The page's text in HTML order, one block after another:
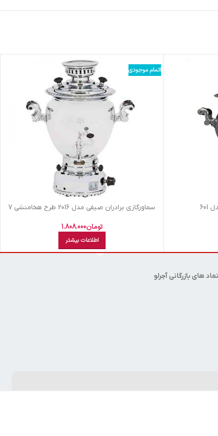
اتمام موجودی
سماورگازي برادران صيفي مدل 2016 طرح هخامنشي 7
تومان1.808.000
اطلاعات بیشتر
نماد های بازرگانی آجرلو